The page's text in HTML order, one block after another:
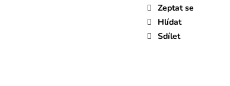
Zeptat se
Hlídat
Sdílet